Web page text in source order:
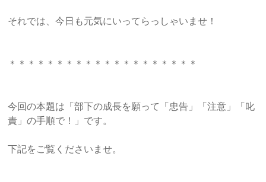
それでは、今日も元気にいってらっしゃいませ！
＊＊＊＊＊＊＊＊＊＊＊＊＊＊＊＊＊＊＊＊
今回の本題は「部下の成長を願って「忠告」「注意」「叱
責」の手順で！」です。
下記をご覧くださいませ。